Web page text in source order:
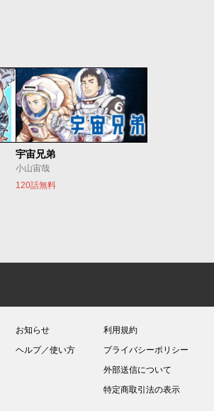
宇宙兄弟
小山宙哉
120話無料
お知らせ
ヘルプ／使い方
利用規約
プライバシーポリシー
外部送信について
特定商取引法の表示